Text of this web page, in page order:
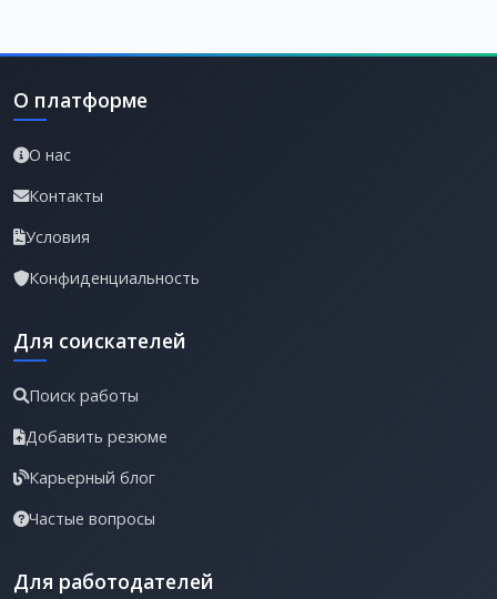
О платформе
О нас
Контакты
Условия
Конфиденциальность
Для соискателей
Поиск работы
Добавить резюме
Карьерный блог
Частые вопросы
Для работодателей